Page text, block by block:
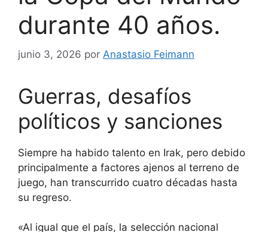
durante 40 años.
junio 3, 2026 por Anastasio Feimann
Guerras, desafíos
políticos y sanciones
Siempre ha habido talento en Irak, pero debido
principalmente a factores ajenos al terreno de
juego, han transcurrido cuatro décadas hasta
su regreso.
«Al igual que el país, la selección nacional